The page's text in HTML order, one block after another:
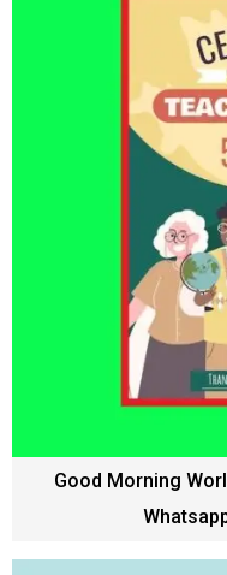
Good Morning